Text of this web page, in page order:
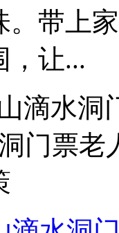
。带上
，让...